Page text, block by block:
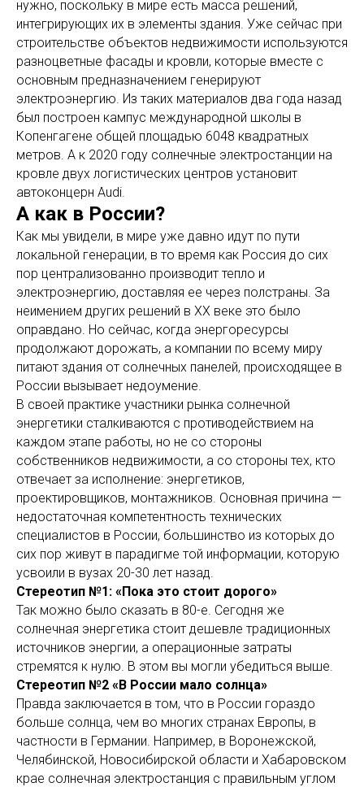
нужно, поскольку в мире есть масса решений,
интегрирующих их в элементы здания. Уже сейчас при
строительстве объектов недвижимости используются
разноцветные фасады и кровли, которые вместе с
основным предназначением генерируют
электроэнергию. Из таких материалов два года назад
был построен кампус международной школы в
Копенгагене общей площадью 6048 квадратных
метров. А к 2020 году солнечные электростанции на
кровле двух логистических центров установит
автоконцерн Audi.
А как в России?
Как мы увидели, в мире уже давно идут по пути
локальной генерации, в то время как Россия до сих
пор централизованно производит тепло и
электроэнергию, доставляя ее через полстраны. За
неимением других решений в XX веке это было
оправдано. Но сейчас, когда энергоресурсы
продолжают дорожать, а компании по всему миру
питают здания от солнечных панелей, происходящее в
России вызывает недоумение.
В своей практике участники рынка солнечной
энергетики сталкиваются с противодействием на
каждом этапе работы, но не со стороны
собственников недвижимости, а со стороны тех, кто
отвечает за исполнение: энергетиков,
проектировщиков, монтажников. Основная причина —
недостаточная компетентность технических
специалистов в России, большинство из которых до
сих пор живут в парадигме той информации, которую
усвоили в вузах 20-30 лет назад.
Стереотип №1: «Пока это стоит дорого»
Так можно было сказать в 80-е. Сегодня же
солнечная энергетика стоит дешевле традиционных
источников энергии, а операционные затраты
стремятся к нулю. В этом вы могли убедиться выше.
Стереотип №2 «В России мало солнца»
Правда заключается в том, что в России гораздо
больше солнца, чем во многих странах Европы, в
частности в Германии. Например, в Воронежской,
Челябинской, Новосибирской области и Хабаровском
крае солнечная электростанция с правильным углом